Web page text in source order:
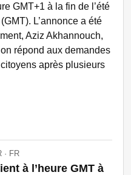
GMT+1 à la fin de l’été
L’annonce a été
Aziz Akhannouch,
répond aux demandes
après plusieurs
· FR
à l’heure GMT à